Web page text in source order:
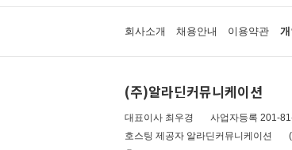
회사소개 채용안내 이용약관 개
(주)알라딘커뮤니케이션
대표이사 최우경 사업자등록 201-
호스팅 제공자 알라딘커뮤니케이션